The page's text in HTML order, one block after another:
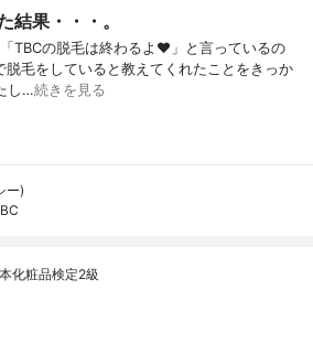
結果・・・。
TBCの脱毛は終わるよ♥」と言っているの
脱毛をしていると教えてくれたことをきっか
し…続きを見る
ー)
化粧品検定2級